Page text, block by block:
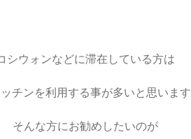
シウォンなどに滞在している方は
チンを利用する事が多いと思います
そんな方にお勧めしたいのが